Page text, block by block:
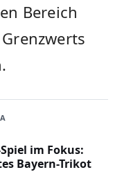
Bereich
im Fokus:
Bayern-Trikot